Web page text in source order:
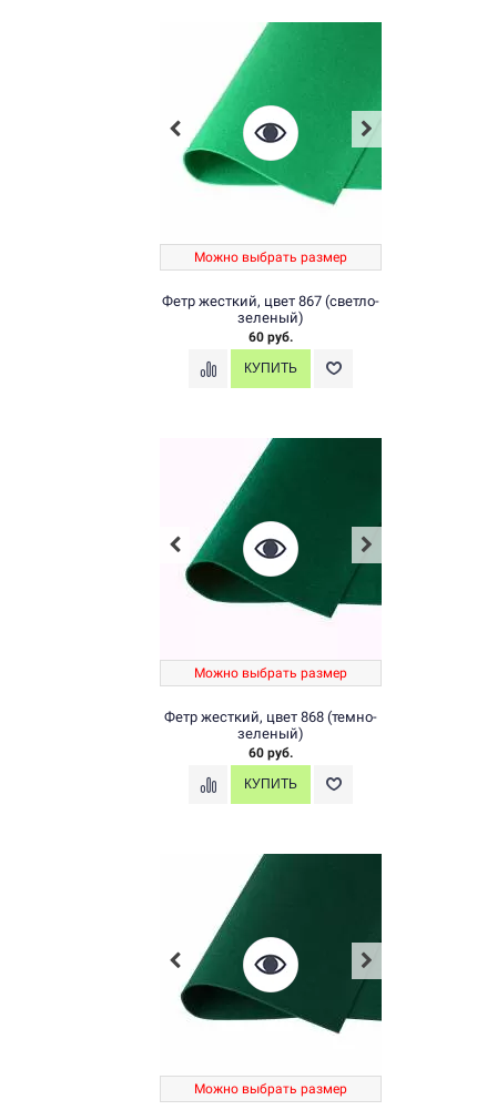
Можно выбрать размер
Фетр жесткий, цвет 867 (светло-
зеленый)
60 руб.
Можно выбрать размер
Фетр жесткий, цвет 868 (темно-
зеленый)
60 руб.
Можно выбрать размер